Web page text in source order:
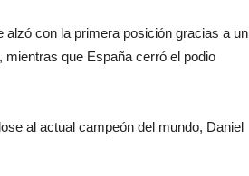
con la primera posición gracias a un
que España cerró el podio
al actual campeón del mundo, Daniel